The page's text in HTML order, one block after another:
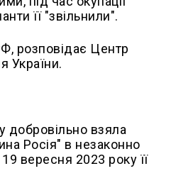
її "звільнили".
розповідає Центр
України.
добровільно взяла
Росія" в незаконно
вересня 2023 року її